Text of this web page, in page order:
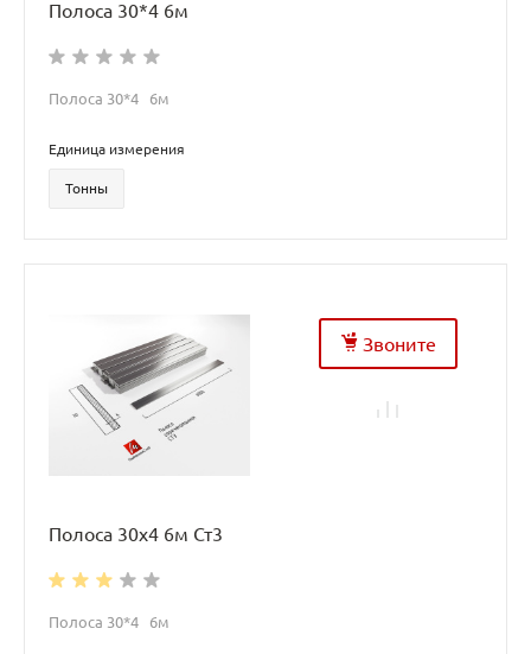
Полоса 30*4 6м
Полоса 30*4 6м
Единица измерения
Тонны
Звоните
Полоса 30х4 6м Ст3
Полоса 30*4 6м